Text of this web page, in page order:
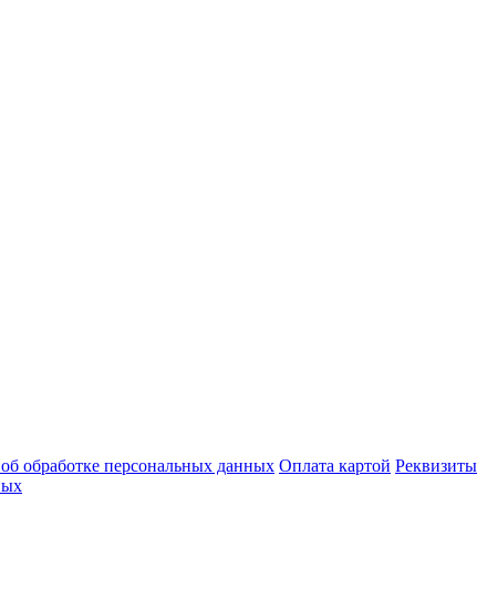
обработке персональных данных Оплата картой Реквизиты